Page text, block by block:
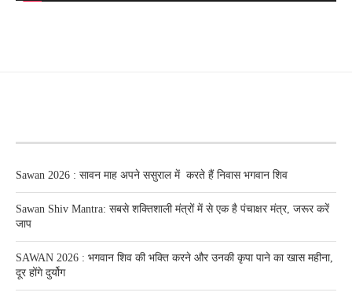
Sawan 2026 : सावन माह अपने ससुराल में करते हैं निवास भगवान शिव
Sawan Shiv Mantra: सबसे शक्तिशाली मंत्रों में से एक है पंचाक्षर मंत्र, जरूर करें
जाप
SAWAN 2026 : भगवान शिव की भक्ति करने और उनकी कृपा पाने का खास महीना,
दूर होंगे दुर्योग